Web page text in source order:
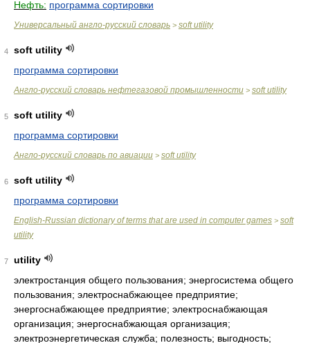
Нефть: программа сортировки
Универсальный англо-русский словарь > soft utility
4
soft utility
программа сортировки
Англо-русский словарь нефтегазовой промышленности > soft utility
5
soft utility
программа сортировки
Англо-русский словарь по авиации > soft utility
6
soft utility
программа сортировки
English-Russian dictionary of terms that are used in computer games > soft
utility
7
utility
электростанция общего пользования; энергосистема общего
пользования; электроснабжающее предприятие;
энергоснабжающее предприятие; электроснабжающая
организация; энергоснабжающая организация;
электроэнергетическая служба; полезность; выгодность;